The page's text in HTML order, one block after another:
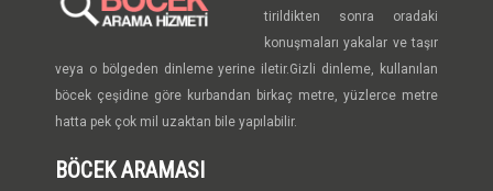
tirildikten sonra oradaki
konuşmaları yakalar ve taşır
veya o bölgeden dinleme yerine iletir.Gizli dinleme, kullanılan
böcek çeşidine göre kurbandan birkaç metre, yüzlerce metre
hatta pek çok mil uzaktan bile yapılabilir.
BÖCEK ARAMASI